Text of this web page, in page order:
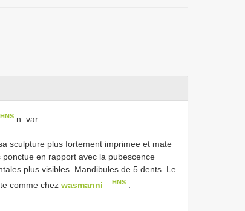
HNS n. var.
sculpture plus fortement imprimee et mate
en rapport avec la pubescence
plus visibles. Mandibules de 5 dents. Le
comme chez wasmanni HNS